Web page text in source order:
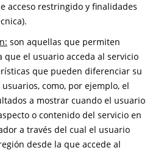
acceso restringido y finalidades
son aquellas que permiten
el usuario acceda al servicio
que pueden diferenciar su
como, por ejemplo, el
a mostrar cuando el usuario
o contenido del servicio en
a través del cual el usuario
desde la que accede al